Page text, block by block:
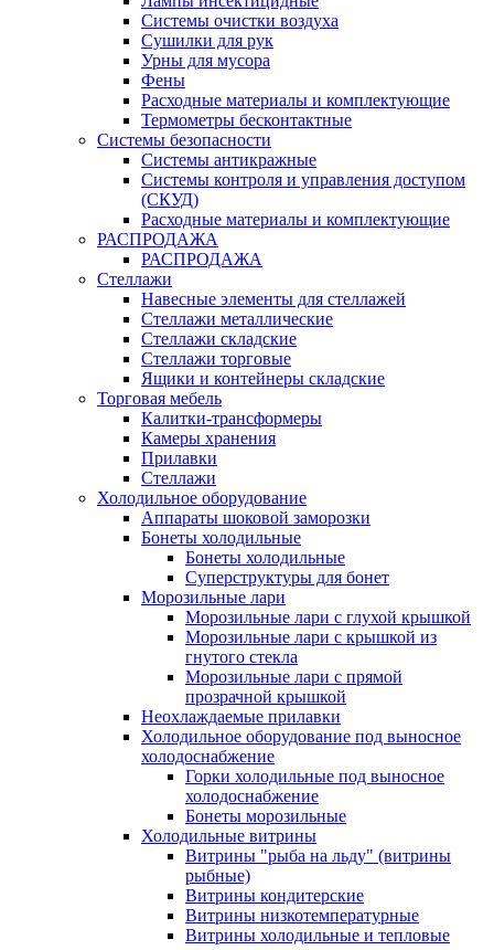
Системы очистки воздуха
Сушилки для рук
Урны для мусора
Фены
Расходные материалы и комплектующие
Термометры бесконтактные
Системы безопасности
Системы антикражные
Системы контроля и управления доступом
(СКУД)
Расходные материалы и комплектующие
РАСПРОДАЖА
РАСПРОДАЖА
Стеллажи
Навесные элементы для стеллажей
Стеллажи металлические
Стеллажи складские
Стеллажи торговые
Ящики и контейнеры складские
Торговая мебель
Калитки-трансформеры
Камеры хранения
Прилавки
Стеллажи
Холодильное оборудование
Аппараты шоковой заморозки
Бонеты холодильные
Бонеты холодильные
Суперструктуры для бонет
Морозильные лари
Морозильные лари с глухой крышкой
Морозильные лари с крышкой из
гнутого стекла
Морозильные лари с прямой
прозрачной крышкой
Неохлаждаемые прилавки
Холодильное оборудование под выносное
холодоснабжение
Горки холодильные под выносное
холодоснабжение
Бонеты морозильные
Холодильные витрины
Витрины "рыба на льду" (витрины
рыбные)
Витрины кондитерские
Витрины низкотемпературные
Витрины холодильные и тепловые